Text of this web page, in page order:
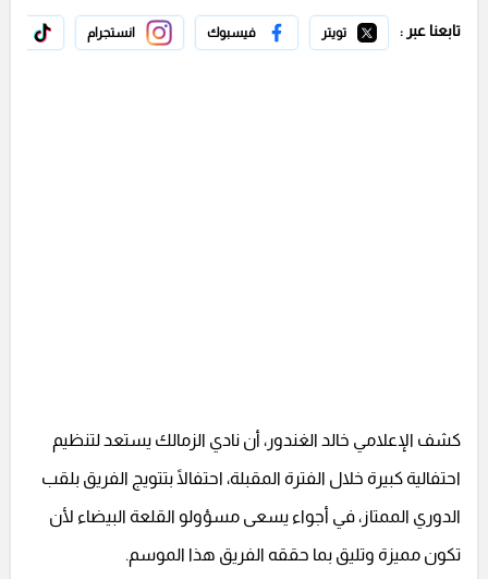
تابعنا عبر : تويتر فيسبوك انستجرام
كشف الإعلامي خالد الغندور، أن نادي الزمالك يستعد لتنظيم
احتفالية كبيرة خلال الفترة المقبلة، احتفالًا بتتويج الفريق بلقب
الدوري الممتاز، في أجواء يسعى مسؤولو القلعة البيضاء لأن
تكون مميزة وتليق بما حققه الفريق هذا الموسم.